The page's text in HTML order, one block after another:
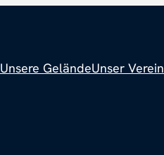
Unsere GeländeUnser Verein